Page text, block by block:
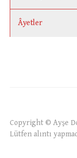
Âyetler
Copyright © Ayşe
Lütfen alıntı